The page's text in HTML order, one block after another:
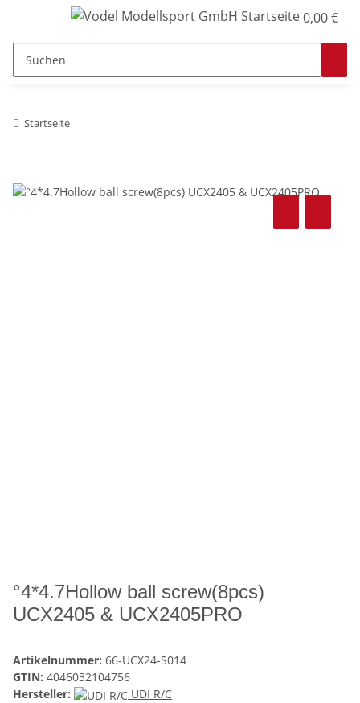
0,00 €
Startseite
°4*4.7Hollow ball screw(8pcs)
UCX2405 & UCX2405PRO
Artikelnummer: 66-UCX24-S014
GTIN: 4046032104756
Hersteller:
UDI R/C